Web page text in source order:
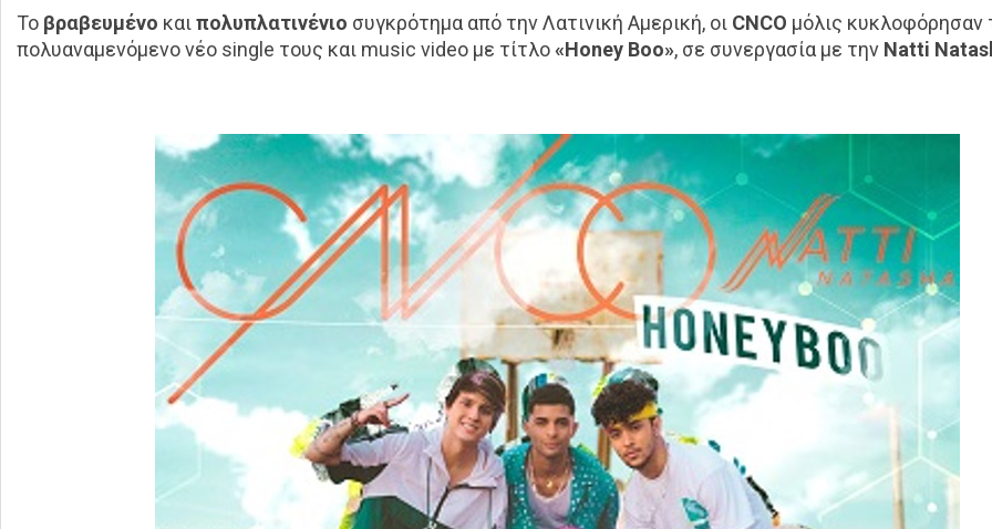
Το βραβευμένο καιπολυπλατινένιο συγκρότημα από την Λατινική Αμερική, οι CNCO μόλις κυκλοφόρησαν
πολυαναμενόμενο νέο single τους και music video με τίτλο«Honey Boo», σε συνεργασία με την Natti